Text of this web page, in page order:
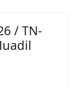
/ TN-